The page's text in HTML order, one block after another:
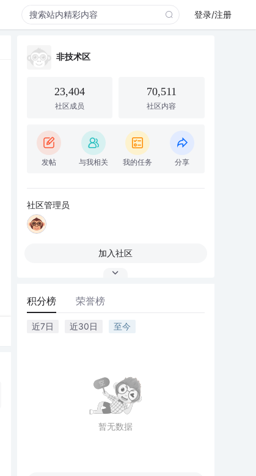
登录/注册
非技术区
23,404
社区成员
70,511
社区内容
发帖 与我相关 我的任务 分享
社区管理员
加入社区
积分榜 荣誉榜
近7日 近30日 至今
暂无数据